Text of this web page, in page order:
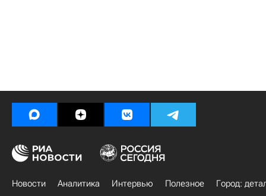
Новости Аналитика Интервью Полезное
Город: